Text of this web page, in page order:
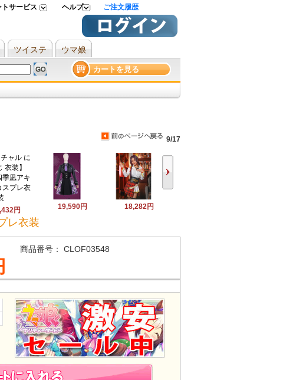
トサービス ヘルプ ご注文履歴
ツイステ ウマ娘
カートを見る
9/17
円 19,590円 18,282円
レ衣装
商品番号： CLOF03548